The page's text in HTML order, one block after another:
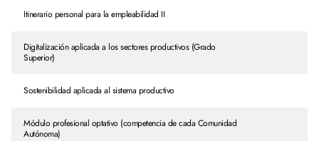
Itinerario personal para la empleabilidad II
Digitalización aplicada a los sectores productivos (Grado
Superior)
Sostenibilidad aplicada al sistema productivo
Módulo profesional optativo (competencia de cada Comunidad
Autónoma)